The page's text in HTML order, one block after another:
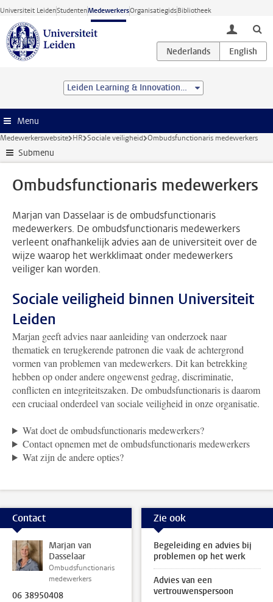
Ga direct naar de inhoud
Universiteit LeidenStudentenMedewerkersOrganisatiegidsBibliotheek
toggle
Leiden Learning & Innovation Centre
Menu
Medewerkerswebsite HR Sociale veiligheid Ombudsfunctionaris medewerkers
Submenu
Ombudsfunctionaris medewerkers
Marjan van Dasselaar is de ombudsfunctionaris
medewerkers. De ombudsfunctionaris medewerkers
verleent onafhankelijk advies aan de universiteit over de
wijze waarop het werkklimaat onder medewerkers
veiliger kan worden.
Sociale veiligheid binnen Universiteit
Leiden
Marjan geeft advies naar aanleiding van onderzoek naar
thematiek en terugkerende patronen die vaak de achtergrond
vormen van problemen van medewerkers. Dit kan betrekking
hebben op onder andere ongewenst gedrag, discriminatie,
conflicten en integriteitszaken. De ombudsfunctionaris is daarom
een cruciaal onderdeel van sociale veiligheid in onze organisatie.
Wat doet de ombudsfunctionaris medewerkers?
Contact opnemen met de ombudsfunctionaris medewerkers
Wat zijn de andere opties?
Contact
Marjan van
Dasselaar
Ombudsfunctionaris
medewerkers
06 38950408
Zie ook
Begeleiding en advies bij
problemen op het werk
Advies van een
vertrouwenspersoon